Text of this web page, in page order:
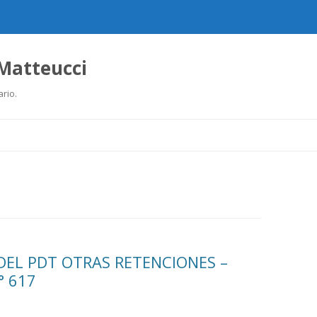
PDT OTRAS RETENCIONES –
617